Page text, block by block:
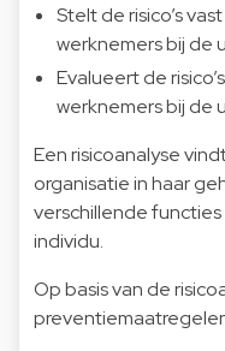
Stelt de risico’s
werknemers bij de
Evalueert de
werknemers bij de
Een risicoanalyse
organisatie in haar
verschillende
individu.
Op basis van de